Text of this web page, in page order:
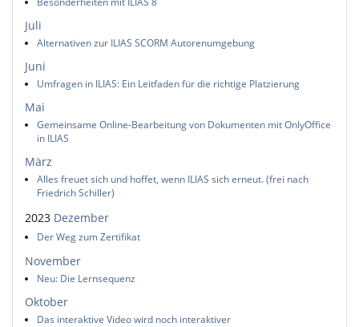
Juli
Alternativen zur ILIAS SCORM Autorenumgebung
Juni
Umfragen in ILIAS: Ein Leitfaden für die richtige Platzierung
Mai
Gemeinsame Online-Bearbeitung von Dokumenten mit OnlyOffice
in ILIAS
März
Alles freuet sich und hoffet, wenn ILIAS sich erneut. (frei nach
Friedrich Schiller)
2023 Dezember
Der Weg zum Zertifikat
November
Neu: Die Lernsequenz
Oktober
Das interaktive Video wird noch interaktiver